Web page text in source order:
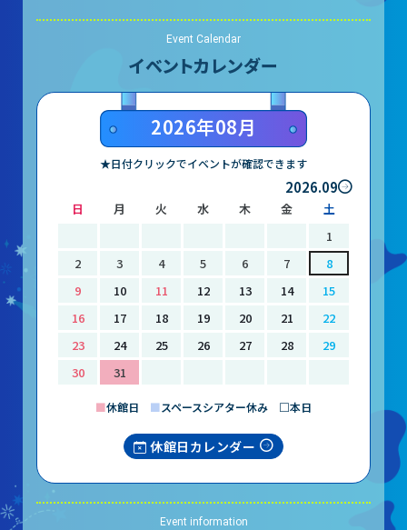
Event Calendar
イベントカレンダー
2026年08月
★日付クリックでイベントが確認できます
2026.09
日 月 火 水 木 金
土
1
2
3 4 5 6 7
8
9
10 11 12 13 14
15
16
17 18 19 20 21
22
23
24 25 26 27 28
29
30
31
■休館日 ■スペースシアター休み □本日
休館日カレンダー
Event information